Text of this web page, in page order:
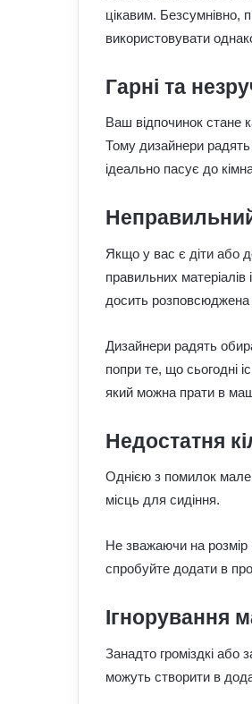
цікавим. Безсумнівно,
використовувати
Гарні та
Ваш відпочинок стане
Тому дизайнери
ідеально пасує до
Неправильний
Якщо у вас є діти або
правильних матеріалів
досить
Дизайнери радять
попри те, що сьогодні
який можна прати в
Недостатня
Однією з помилок
місць для сидіння.
Не зважаючи на розмір
спробуйте додати в
Ігнорування
Занадто громіздкі або
можуть створити в